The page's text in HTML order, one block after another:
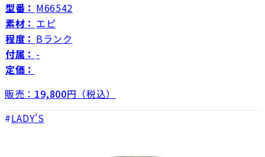
型番： M66542
素材： エピ
程度： Bランク
付属： -
定価：
販売： 19,800円（税込）
LADY'S